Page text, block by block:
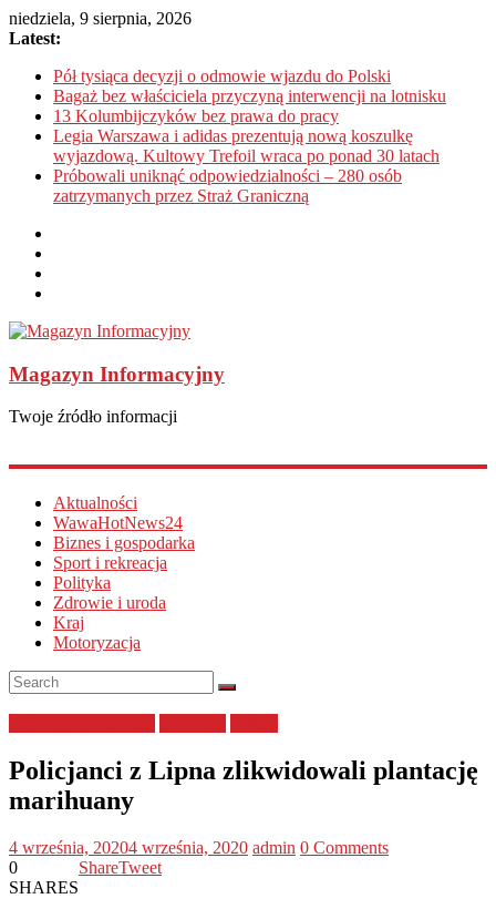
niedziela, 9 sierpnia, 2026
Latest:
Pół tysiąca decyzji o odmowie wjazdu do Polski
Bagaż bez właściciela przyczyną interwencji na lotnisku
13 Kolumbijczyków bez prawa do pracy
Legia Warszawa i adidas prezentują nową koszulkę
wyjazdową. Kultowy Trefoil wraca po ponad 30 latach
Próbowali uniknąć odpowiedzialności – 280 osób
zatrzymanych przez Straż Graniczną
Magazyn Informacyjny
Twoje źródło informacji
Aktualności
WawaHotNews24
Biznes i gospodarka
Sport i rekreacja
Polityka
Zdrowie i uroda
Kraj
Motoryzacja
Policjanci z Lipna zlikwidowali plantację
marihuany
4 września, 20204 września, 2020 admin 0 Comments
0
SHARES
ShareTweet